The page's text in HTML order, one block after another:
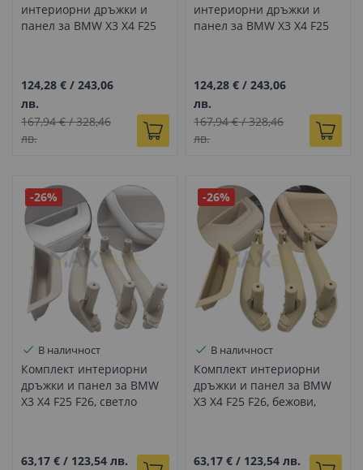
интериорни дръжки и
панел за BMW X3 X4 F25
124,28 € / 243,06
лв.
167,94 €/328,46
лв.
интериорни дръжки и
панел за BMW X3 X4 F25
124,28 € /243,06
лв.
167,94 €/328,46
лв.
-26%
В наличност
Комплект интериорни
дръжки и панел за BMW
X3 X4 F25 F26, светло
63,17 € / 123,54 лв.
-26%
В наличност
Комплект интериорни
дръжки и панел за BMW
X3 X4 F25 F26, бежови,
63,17 € / 123,54 лв.